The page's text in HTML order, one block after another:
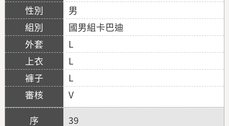
男
國男組卡巴迪
L
L
L
V
39